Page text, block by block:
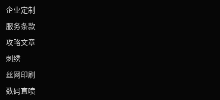
企业定制
服务条款
攻略文章
刺绣
丝网印刷
数码直喷